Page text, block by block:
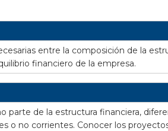
entre la composición de la
financiero de la empresa.
parte de la estructura financiera,
o no corrientes. Conocer los